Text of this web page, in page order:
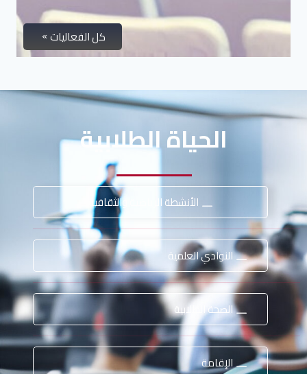
كل الفعاليات
الحياة الطلابية
الأنشطة الرياضية والثقافية
النوادي العلمية
الصحة الطلابية
الإقامة